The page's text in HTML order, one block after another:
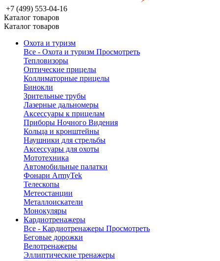
+7 (499) 553-04-16
Каталог товаров
Каталог товаров
Охота и туризм
Все - Охота и туризм Просмотреть
Тепловизоры
Оптические прицелы
Коллиматорные прицелы
Бинокли
Зрительные трубы
Лазерные дальномеры
Аксессуары к прицелам
Приборы Ночного Видения
Кольца и кронштейны
Наушники для стрельбы
Аксессуары для охоты
Мототехника
Автомобильные палатки
Фонари ArmyTek
Телескопы
Метеостанции
Металлоискатели
Монокуляры
Кардиотренажеры
Все - Кардиотренажеры Просмотреть
Беговые дорожки
Велотренажеры
Эллиптические тренажеры